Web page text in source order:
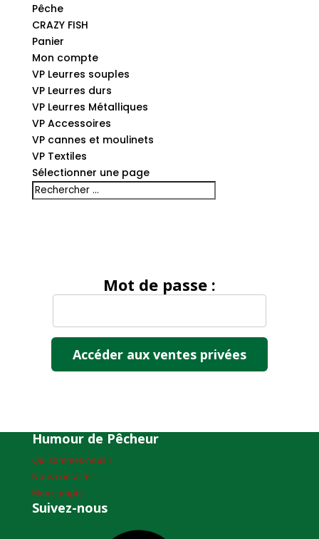
Pêche
CRAZY FISH
Panier
Mon compte
VP Leurres souples
VP Leurres durs
VP Leurres Métalliques
VP Accessoires
VP cannes et moulinets
VP Textiles
Sélectionner une page
Mot de passe :
Humour de Pêcheur
Qui sommes-nous ?
Nous contacter
Mon compte
Suivez-nous